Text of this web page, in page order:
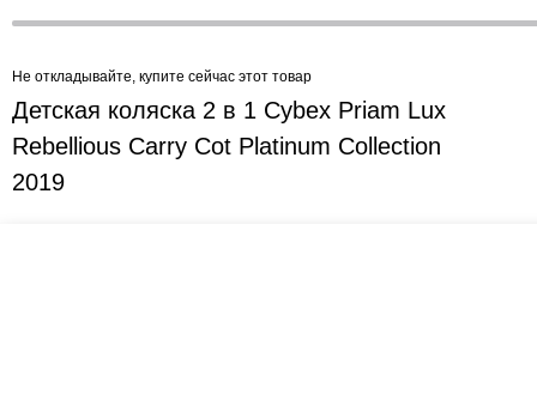
Не откладывайте, купите сейчас этот товар
Детская коляска 2 в 1 Cybex Priam Lux
Rebellious Carry Cot Platinum Collection
2019